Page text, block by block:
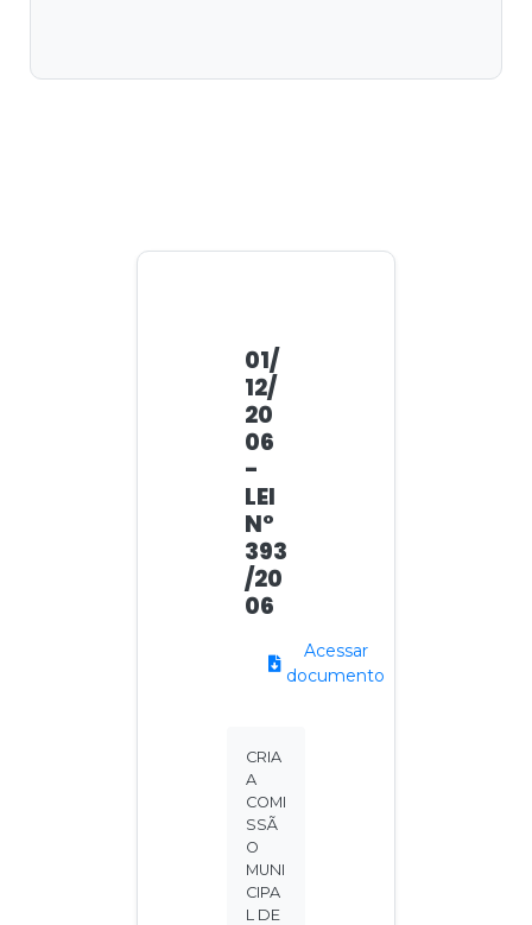
01/
12/
20
06
-
LEI
N°
393
/20
06
Acessar
documento
CRIA
A
COMI
SSÃ
O
MUNI
CIPA
L DE